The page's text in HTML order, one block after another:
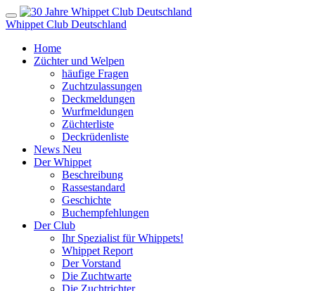
Whippet Club Deutschland
Home
Züchter und Welpen
häufige Fragen
Zuchtzulassungen
Deckmeldungen
Wurfmeldungen
Züchterliste
Deckrüdenliste
News Neu
Der Whippet
Beschreibung
Rassestandard
Geschichte
Buchempfehlungen
Der Club
Ihr Spezialist für Whippets!
Whippet Report
Der Vorstand
Die Zuchtwarte
Die Zuchtrichter